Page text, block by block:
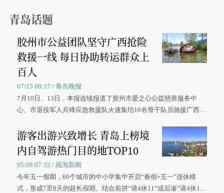
青岛话题
胶州市公益团队坚守广西抢险
救援一线 每日协助转运群众上
百人
07/15 08:37 / 青岛晚报
7月10日、13日，本报连续报道了胶州市爱之心公益慈善服务中
心、市退役军人兵锋应急救援队火速集结16名骨干队员驰援广西灾
游客出游兴致增长 青岛上榜境
内自驾游热门目的地TOP10
05/08 07:32 / 观海新闻
今年五一假期，60个城市的中小学集中开启“春假+五一”连休模
式，形成7至8天的超长假期。结合前拼“请4休11”或后凑“请4休1